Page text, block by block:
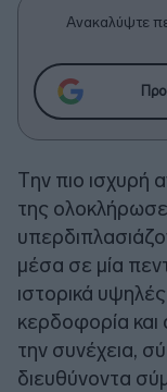
Ανακαλύψτε
Tην πιο ισχυρή
της
μέσα σε μία
ιστορικά
κερδοφορία και
την συνέχεια,
διευθύνοντα